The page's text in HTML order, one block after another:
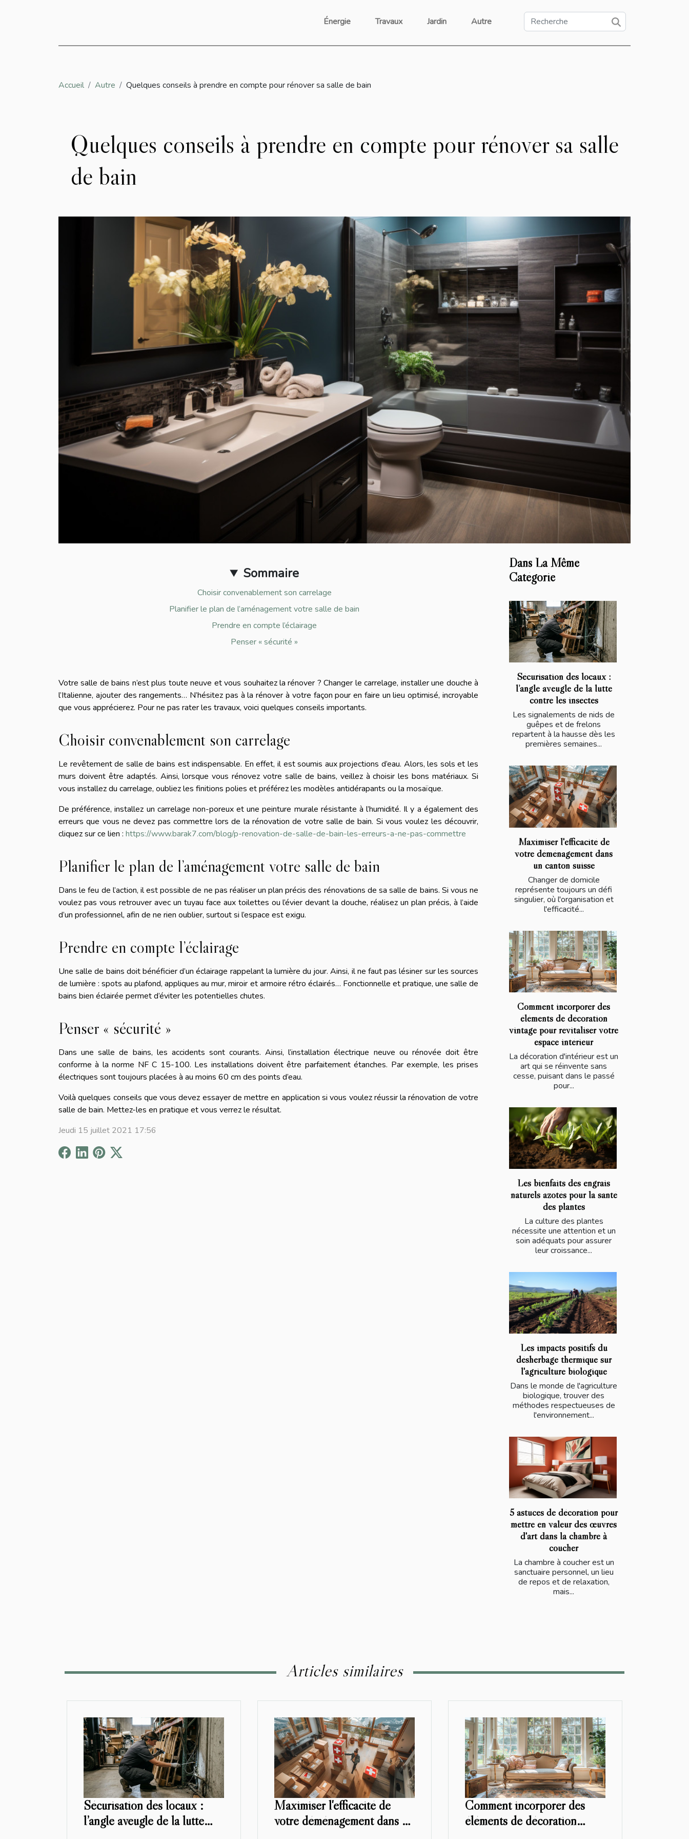
Énergie Travaux Jardin Autre
Accueil Autre Quelques conseils à prendre en compte pour rénover sa salle de bain
Quelques conseils à prendre en compte pour rénover sa salle
de bain
Sommaire
Choisir convenablement son carrelage
Planifier le plan de l’aménagement votre salle de bain
Prendre en compte l’éclairage
Penser « sécurité »
Votre salle de bains n’est plus toute neuve et vous souhaitez la rénover ? Changer le carrelage, installer une douche à
l’Italienne, ajouter des rangements… N’hésitez pas à la rénover à votre façon pour en faire un lieu optimisé, incroyable
que vous apprécierez. Pour ne pas rater les travaux, voici quelques conseils importants.
Choisir convenablement son carrelage
Le revêtement de salle de bains est indispensable. En effet, il est soumis aux projections d’eau. Alors, les sols et les
murs doivent être adaptés. Ainsi, lorsque vous rénovez votre salle de bains, veillez à choisir les bons matériaux. Si
vous installez du carrelage, oubliez les finitions polies et préférez les modèles antidérapants ou la mosaïque.
De préférence, installez un carrelage non-poreux et une peinture murale résistante à l’humidité. Il y a également des
erreurs que vous ne devez pas commettre lors de la rénovation de votre salle de bain. Si vous voulez les découvrir,
cliquez sur ce lien : https://www.barak7.com/blog/p-renovation-de-salle-de-bain-les-erreurs-a-ne-pas-commettre
Planifier le plan de l’aménagement votre salle de bain
Dans le feu de l’action, il est possible de ne pas réaliser un plan précis des rénovations de sa salle de bains. Si vous ne
voulez pas vous retrouver avec un tuyau face aux toilettes ou l’évier devant la douche, réalisez un plan précis, à l’aide
d’un professionnel, afin de ne rien oublier, surtout si l’espace est exigu.
Prendre en compte l’éclairage
Une salle de bains doit bénéficier d’un éclairage rappelant la lumière du jour. Ainsi, il ne faut pas lésiner sur les sources
de lumière : spots au plafond, appliques au mur, miroir et armoire rétro éclairés… Fonctionnelle et pratique, une salle de
bains bien éclairée permet d’éviter les potentielles chutes.
Penser « sécurité »
Dans une salle de bains, les accidents sont courants. Ainsi, l’installation électrique neuve ou rénovée doit être
conforme à la norme NF C 15-100. Les installations doivent être parfaitement étanches. Par exemple, les prises
électriques sont toujours placées à au moins 60 cm des points d’eau.
Voilà quelques conseils que vous devez essayer de mettre en application si vous voulez réussir la rénovation de votre
salle de bain. Mettez-les en pratique et vous verrez le résultat.
Jeudi 15 juillet 2021 17:56
Dans La Même
Catégorie
Sécurisation des locaux :
l’angle aveugle de la lutte
contre les insectes
Les signalements de nids de
guêpes et de frelons
repartent à la hausse dès les
premières semaines...
Maximiser l'efficacité de
votre déménagement dans
un canton suisse
Changer de domicile
représente toujours un défi
singulier, où l'organisation et
l'efficacité...
Comment incorporer des
éléments de décoration
vintage pour revitaliser votre
espace intérieur
La décoration d'intérieur est un
art qui se réinvente sans
cesse, puisant dans le passé
pour...
Les bienfaits des engrais
naturels azotés pour la santé
des plantes
La culture des plantes
nécessite une attention et un
soin adéquats pour assurer
leur croissance...
Les impacts positifs du
désherbage thermique sur
l'agriculture biologique
Dans le monde de l'agriculture
biologique, trouver des
méthodes respectueuses de
l'environnement...
5 astuces de décoration pour
mettre en valeur des œuvres
d'art dans la chambre à
coucher
La chambre à coucher est un
sanctuaire personnel, un lieu
de repos et de relaxation,
mais...
Articles similaires
Sécurisation des locaux :
l’angle aveugle de la lutte
Maximiser l'efficacité de
votre déménagement dans un
Comment incorporer des
éléments de décoration